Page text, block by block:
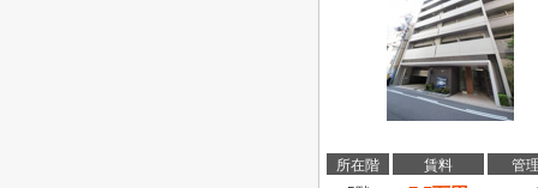
所在階 賃料
管